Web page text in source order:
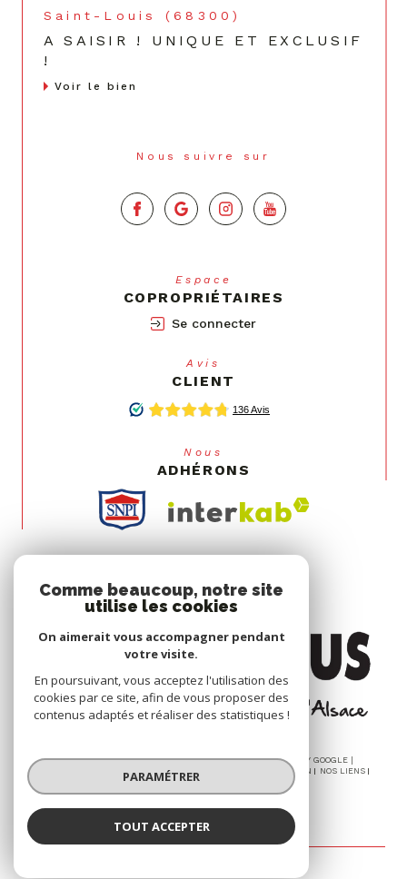
Saint-Louis (68300)
A SAISIR ! UNIQUE ET EXCLUSIF
!
Voir le bien
Nous suivre sur
Espace
COPROPRIÉTAIRES
Se connecter
Avis
CLIENT
Nous
ADHÉRONS
© 2026 | TOUS DROITS RÉSERVÉS | TRADUCTION POWERED BY GOOGLE |
PLAN DU SITE ADMIN
NOS LIENS
POLITIQUE RGPD
Comme beaucoup, notre site
utilise les cookies
On aimerait vous accompagner pendant
votre visite.
En poursuivant, vous acceptez l'utilisation des
cookies par ce site, afin de vous proposer des
contenus adaptés et réaliser des statistiques !
PARAMÉTRER
TOUT ACCEPTER